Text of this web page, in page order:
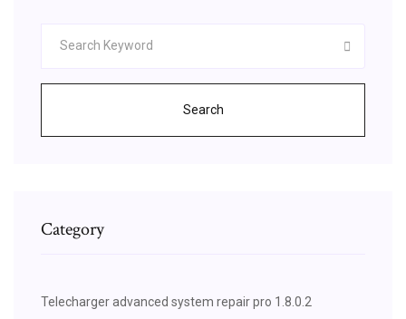
Search
Category
Telecharger advanced system repair pro 1.8.0.2